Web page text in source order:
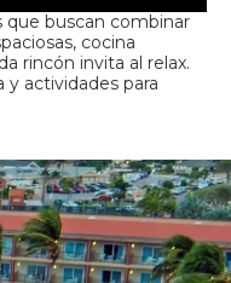
que buscan combinar
cocina
rincón invita al relax.
y actividades para